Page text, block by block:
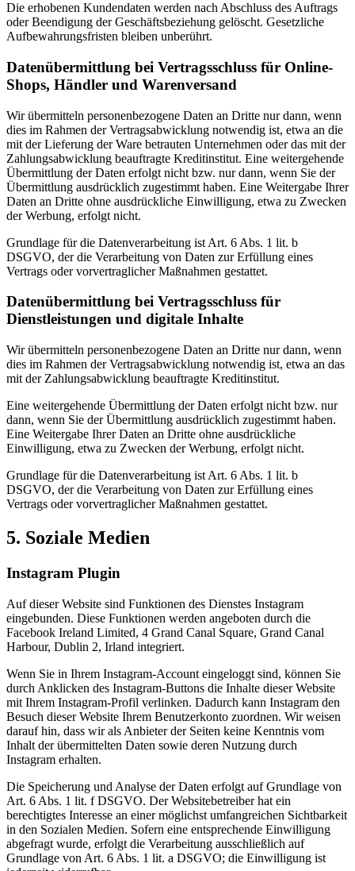
Die erhobenen Kundendaten werden nach Abschluss des Auftrags
oder Beendigung der Geschäftsbeziehung gelöscht. Gesetzliche
Aufbewahrungsfristen bleiben unberührt.
Datenübermittlung bei Vertragsschluss für Online-
Shops, Händler und Warenversand
Wir übermitteln personenbezogene Daten an Dritte nur dann, wenn
dies im Rahmen der Vertragsabwicklung notwendig ist, etwa an die
mit der Lieferung der Ware betrauten Unternehmen oder das mit der
Zahlungsabwicklung beauftragte Kreditinstitut. Eine weitergehende
Übermittlung der Daten erfolgt nicht bzw. nur dann, wenn Sie der
Übermittlung ausdrücklich zugestimmt haben. Eine Weitergabe Ihrer
Daten an Dritte ohne ausdrückliche Einwilligung, etwa zu Zwecken
der Werbung, erfolgt nicht.
Grundlage für die Datenverarbeitung ist Art. 6 Abs. 1 lit. b
DSGVO, der die Verarbeitung von Daten zur Erfüllung eines
Vertrags oder vorvertraglicher Maßnahmen gestattet.
Datenübermittlung bei Vertragsschluss für
Dienstleistungen und digitale Inhalte
Wir übermitteln personenbezogene Daten an Dritte nur dann, wenn
dies im Rahmen der Vertragsabwicklung notwendig ist, etwa an das
mit der Zahlungsabwicklung beauftragte Kreditinstitut.
Eine weitergehende Übermittlung der Daten erfolgt nicht bzw. nur
dann, wenn Sie der Übermittlung ausdrücklich zugestimmt haben.
Eine Weitergabe Ihrer Daten an Dritte ohne ausdrückliche
Einwilligung, etwa zu Zwecken der Werbung, erfolgt nicht.
Grundlage für die Datenverarbeitung ist Art. 6 Abs. 1 lit. b
DSGVO, der die Verarbeitung von Daten zur Erfüllung eines
Vertrags oder vorvertraglicher Maßnahmen gestattet.
5. Soziale Medien
Instagram Plugin
Auf dieser Website sind Funktionen des Dienstes Instagram
eingebunden. Diese Funktionen werden angeboten durch die
Facebook Ireland Limited, 4 Grand Canal Square, Grand Canal
Harbour, Dublin 2, Irland integriert.
Wenn Sie in Ihrem Instagram-Account eingeloggt sind, können Sie
durch Anklicken des Instagram-Buttons die Inhalte dieser Website
mit Ihrem Instagram-Profil verlinken. Dadurch kann Instagram den
Besuch dieser Website Ihrem Benutzerkonto zuordnen. Wir weisen
darauf hin, dass wir als Anbieter der Seiten keine Kenntnis vom
Inhalt der übermittelten Daten sowie deren Nutzung durch
Instagram erhalten.
Die Speicherung und Analyse der Daten erfolgt auf Grundlage von
Art. 6 Abs. 1 lit. f DSGVO. Der Websitebetreiber hat ein
berechtigtes Interesse an einer möglichst umfangreichen Sichtbarkeit
in den Sozialen Medien. Sofern eine entsprechende Einwilligung
abgefragt wurde, erfolgt die Verarbeitung ausschließlich auf
Grundlage von Art. 6 Abs. 1 lit. a DSGVO; die Einwilligung ist